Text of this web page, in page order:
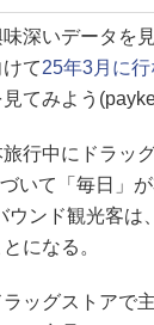
味深いデータを
て25年3月に
てみよう(payke
旅行中にドラッ
いて「毎日」
ウンド観光客は
になる。
ッグストアで